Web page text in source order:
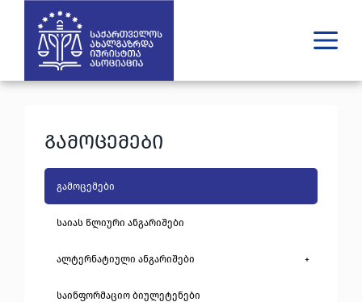
შედეგები
იურიდული დახმარება
GEEN
გამოცემები
გამოცემები
საიას წლიური ანგარიშები
ალტერნატიული ანგარიშები +
საინფორმაციო ბიულეტენები